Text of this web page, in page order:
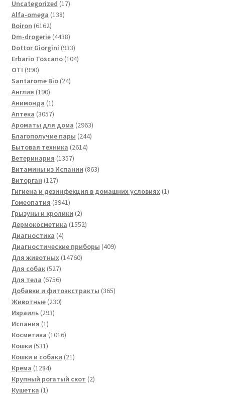
Uncategorized 1717
Alfa-omega 138138
Boiron 61626162
товара
Dm-drogerie 44384438
товаров
Dottor Giorgini 933933
товара
Erbario Toscano 104104
OTI 990990
товаров
Santarome Bio 2424
Англия 190190
товаров
Анимонда 11
товар
Аптека 30573057
товаров
Ароматы для дома 29632963
товара
Благополучие пары 244244
Бытовая техника 26142614
Ветеринария 13571357
товаров
Витамины из Испании 863863
Виторган 127127
товаров
Гигиена и дезинфекция в домашних условиях 11
Гомеопатия 39413941
товар
Грызуны и кролики 22
товара
Дермокосметика 15521552
Диагностика 44
товара
Диагностические приборы 409409
Для животных 1476014760
Для собак 527527
товаров
Для тела 67566756
товаров
Добавки и фитоэкстракты 365365
Животные 230230
Израиль 293293
Испания 11
товар
Косметика 10161016
Кошки 531531
товар
Кошки и собаки 2121
Крема 12841284
товара
Крупный рогатый скот 22
Кушетка 11